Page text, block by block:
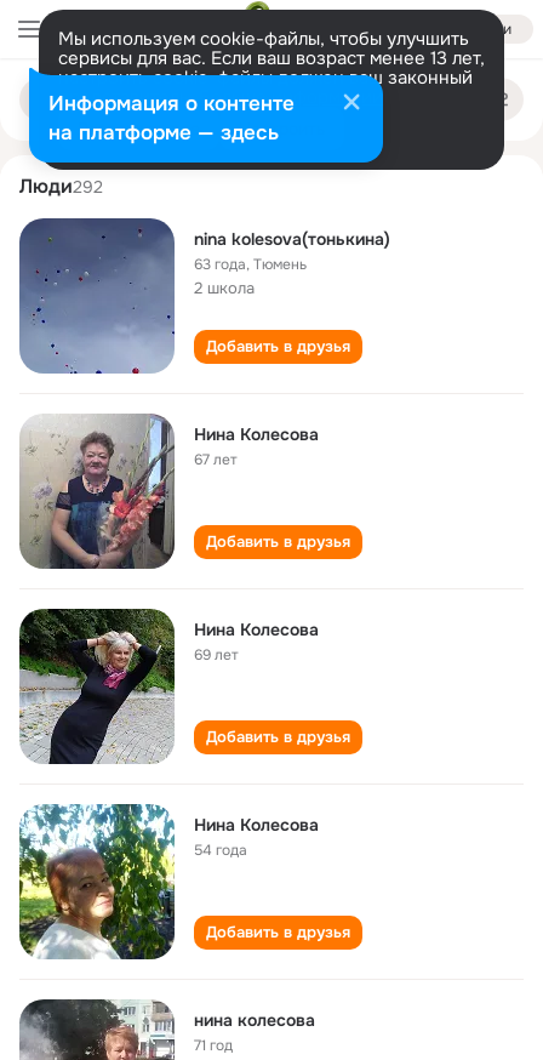
Войти
Мы используем cookie-файлы, чтобы улучшить
сервисы для вас. Если ваш возраст менее 13 лет,
настроить cookie-файлы должен ваш законный
представитель. Больше информации
Разрешить все Настроить
Поиск
людям
nina kolesova
Люди292
nina kolesova(тонькина)
63 года,Тюмень
2 школа
Добавить в друзья
Нина Колесова
67 лет
Добавить в друзья
Нина Колесова
69 лет
Добавить в друзья
Нина Колесова
54 года
Добавить в друзья
нина колесова
71 год
Информация о контенте
на платформе — здесь